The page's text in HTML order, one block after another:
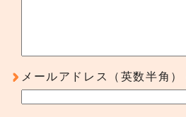
メールアドレス（英数半角）